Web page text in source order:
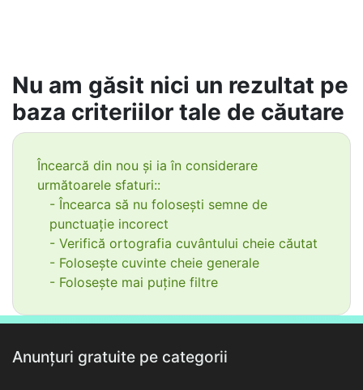
Nu am găsit nici un rezultat pe
baza criteriilor tale de căutare
Încearcă din nou și ia în considerare
următoarele sfaturi::
- Încearca să nu folosești semne de
punctuație incorect
- Verifică ortografia cuvântului cheie căutat
- Folosește cuvinte cheie generale
- Folosește mai puține filtre
Anunțuri gratuite pe categorii